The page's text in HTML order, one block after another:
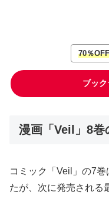
70％
ブッ
漫画「Veil」8巻
コミック「Veil」の7
たが、次に発売される